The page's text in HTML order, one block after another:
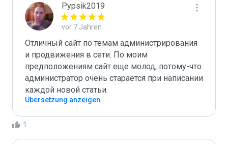
Pypsik2019
vor 7 Jahren
Отличный сайт по темам администрирования
и продвижения в сети. По моим
предположениям сайт еще молод, потому-что
администратор очень старается при написании
Übersetzung anzeigen
1